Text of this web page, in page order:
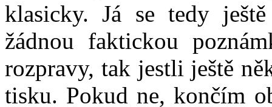
klasicky. Já se tedy
žádnou faktickou
rozpravy, tak jestli ještě
tisku. Pokud ne, končím